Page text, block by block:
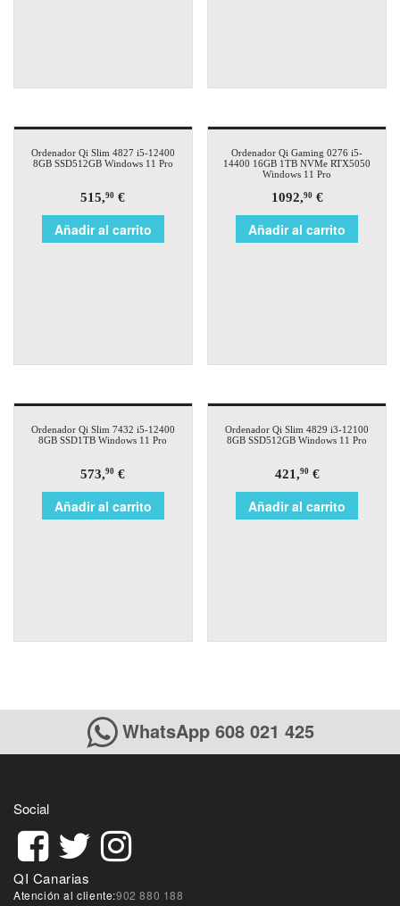
Ordenador Qi Slim 4827 i5-12400
8GB SSD512GB Windows 11 Pro
515,90 €
Añadir al carrito
Ordenador Qi Gaming 0276 i5-
14400 16GB 1TB NVMe RTX5050
Windows 11 Pro
1092,90€
Añadir al carrito
Ordenador Qi Slim 7432 i5-12400
8GB SSD1TB Windows 11 Pro
573,90 €
Añadir al carrito
Ordenador Qi Slim 4829 i3-12100
8GB SSD512GB Windows 11 Pro
421,90€
Añadir al carrito
WhatsApp 608 021 425
Social
QI Canarias
Atención al cliente:902 880 188